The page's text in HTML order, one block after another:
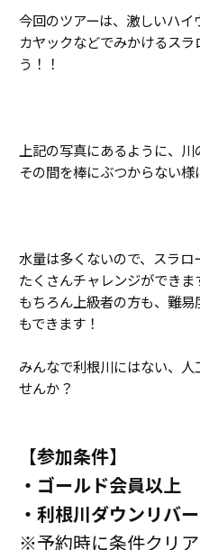
今回のツアーは、激しいハイ
カヤックなどでみかけるス
う！！
上記の写真にあるように、
その間を棒にぶつからない様
水量は多くないので、スラ
たくさんチャレンジができま
もちろん上級者の方も、難
もできます！
みんなで利根川にはない、
せんか？
【参加条件】
・ゴールド会員以上
・利根川ダウンリバ
※予約時に条件クリ